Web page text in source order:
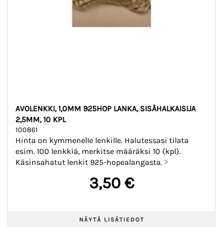
AVOLENKKI, 1,0MM 925HOP LANKA, SISÄHALKAISIJA
2,5MM, 10 KPL
100861
Hinta on kymmenelle lenkille. Halutessasi tilata
esim. 100 lenkkiä, merkitse määräksi 10 (kpl).
Käsinsahatut lenkit 925-hopealangasta.
3,50 €